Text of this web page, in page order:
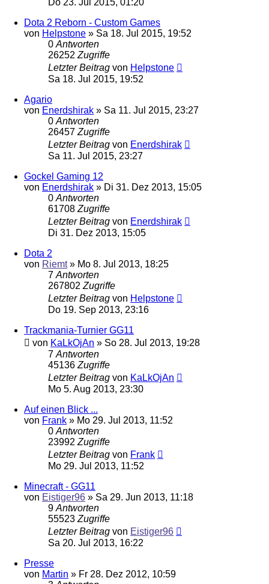
Do 23. Jul 2015, 01:20
Dota 2 Reborn - Custom Games
von Helpstone » Sa 18. Jul 2015, 19:52
0 Antworten
26252 Zugriffe
Letzter Beitrag von Helpstone
Sa 18. Jul 2015, 19:52
Agario
von Enerdshirak » Sa 11. Jul 2015, 23:27
0 Antworten
26457 Zugriffe
Letzter Beitrag von Enerdshirak
Sa 11. Jul 2015, 23:27
Gockel Gaming 12
von Enerdshirak » Di 31. Dez 2013, 15:05
0 Antworten
61708 Zugriffe
Letzter Beitrag von Enerdshirak
Di 31. Dez 2013, 15:05
Dota 2
von Riemt» Mo 8. Jul 2013, 18:25
7 Antworten
267802 Zugriffe
Letzter Beitrag von Helpstone
Do 19. Sep 2013, 23:16
Trackmania-Turnier GG11
von KaLkOjAn » So 28. Jul 2013, 19:28
7 Antworten
45136 Zugriffe
Letzter Beitrag von KaLkOjAn
Mo 5. Aug 2013, 23:30
Auf einen Blick ...
von Frank » Mo 29. Jul 2013, 11:52
0 Antworten
23992 Zugriffe
Letzter Beitrag von Frank
Mo 29. Jul 2013, 11:52
Minecraft - GG11
von Eistiger96 » Sa 29. Jun 2013, 11:18
9 Antworten
55523 Zugriffe
Letzter Beitrag von Eistiger96
Sa 20. Jul 2013, 16:22
Presse
von Martin » Fr 28. Dez 2012, 10:59